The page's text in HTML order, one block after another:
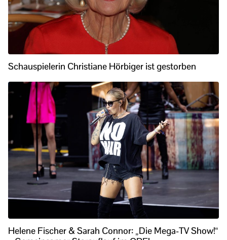
Schauspielerin Christiane Hörbiger ist gestorben
Helene Fischer & Sarah Connor: „Die Mega-TV Show!“